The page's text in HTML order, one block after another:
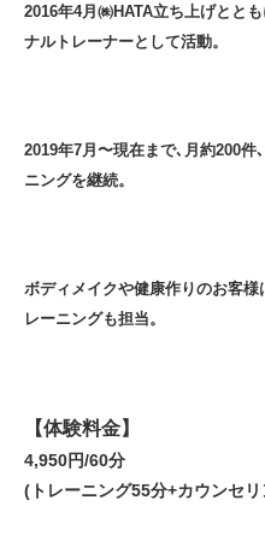
2016年4月㈱HATA立ち上げとと
ナルトレーナーとして活動。
2019年7月〜現在まで､月約200
ニングを継続。
ボディメイクや健康作りのお客
レーニングも担当。
【体験料金】
4,950円/60分
(トレーニング55分+カウンセ